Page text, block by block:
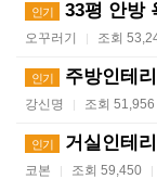
인기 33평 안방
오꾸러기 | 조회
인기 주방인테
강신명 | 조회 51,956
인기 거실인테
코본 | 조회 59,450 |